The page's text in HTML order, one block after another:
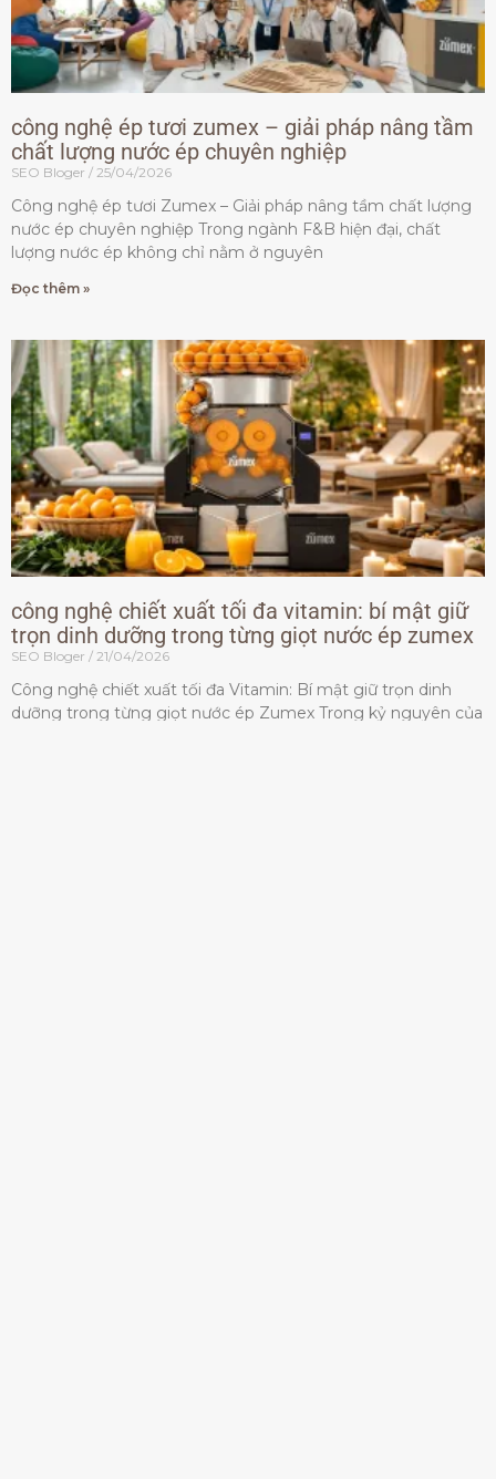
công nghệ ép tươi zumex – giải pháp nâng tầm
chất lượng nước ép chuyên nghiệp
SEO Bloger 25/04/2026
Công nghệ ép tươi Zumex – Giải pháp nâng tầm chất lượng
nước ép chuyên nghiệp Trong ngành F&B hiện đại, chất
lượng nước ép không chỉ nằm ở nguyên
Đọc thêm »
công nghệ chiết xuất tối đa vitamin: bí mật giữ
trọn dinh dưỡng trong từng giọt nước ép zumex
SEO Bloger 21/04/2026
Công nghệ chiết xuất tối đa Vitamin: Bí mật giữ trọn dinh
dưỡng trong từng giọt nước ép Zumex Trong kỷ nguyên của